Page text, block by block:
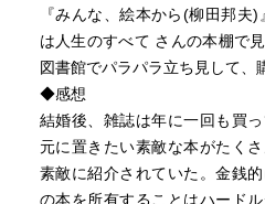
『みんな、絵本から(柳田邦夫
は人生のすべて さんの本棚で
図書館でパラパラ立ち見して、
◆感想
結婚後、雑誌は年に一回も買
元に置きたい素敵な本がたく
素敵に紹介されていた。金銭
の本を所有することはハード